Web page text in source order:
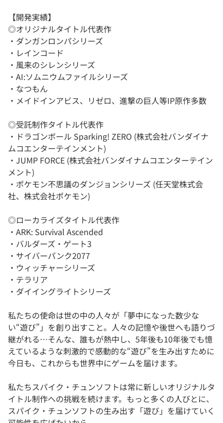
【開発実績】
◎オリジナルタイトル代表作
・ダンガンロンパシリーズ
・レインコード
・風来のシレンシリーズ
・AI:ソムニウムファイルシリーズ
・なつもん
・メイドインアビス、リゼロ、進撃の巨人等IP原作多数
◎受託制作タイトル代表作
・ドラゴンボール Sparking! ZERO (株式会社バンダイナ
ムコエンターテインメント)
・JUMP FORCE (株式会社バンダイナムコエンターテイン
メント)
・ポケモン不思議のダンジョンシリーズ (任天堂株式会
社、株式会社ポケモン)
◎ローカライズタイトル代表作
・ARK: Survival Ascended
・バルダーズ・ゲート3
・サイバーパンク2077
・ウィッチャーシリーズ
・テラリア
・ダイイングライトシリーズ
私たちの使命は世の中の人々が「夢中になった数少な
い“遊び”」を創り出すこと。人々の記憶や後世へも語りづ
継がれる…そんな、誰もが熱中し、5年後も10年後でも憶
えているような刺激的で感動的な“遊び”を生み出すために
今日も、これからも世界中にゲームを届けます。
私たちスパイク・チュンソフトは常に新しいオリジナルタ
イトル制作への挑戦を続けます。もっと多くの人びとに、
スパイク・チュンソフトの生み出す「遊び」を届けていく